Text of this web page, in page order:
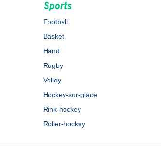
Sports
Football
Basket
Hand
Rugby
Volley
Hockey-sur-glace
Rink-hockey
Roller-hockey